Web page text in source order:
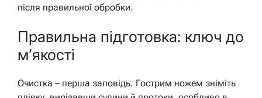
після правильної обробки.
Правильна підготовка: ключ до
м’якості
Очистка – перша заповідь. Гострим ножем зніміть